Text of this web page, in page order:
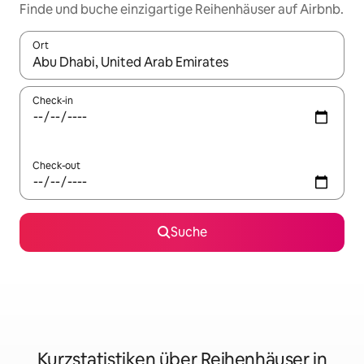
Finde und buche einzigartige Reihenhäuser auf Airbnb.
Ort
Wenn Ergebnisse verfügbar sind, navigiere mit den
Check-in
Check-out
Suche